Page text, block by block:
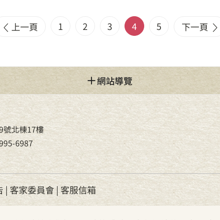
上一頁 1 2 3 4 5 下一頁
網站導覽
號北棟17樓
6987
| 客家委員會| 客服信箱